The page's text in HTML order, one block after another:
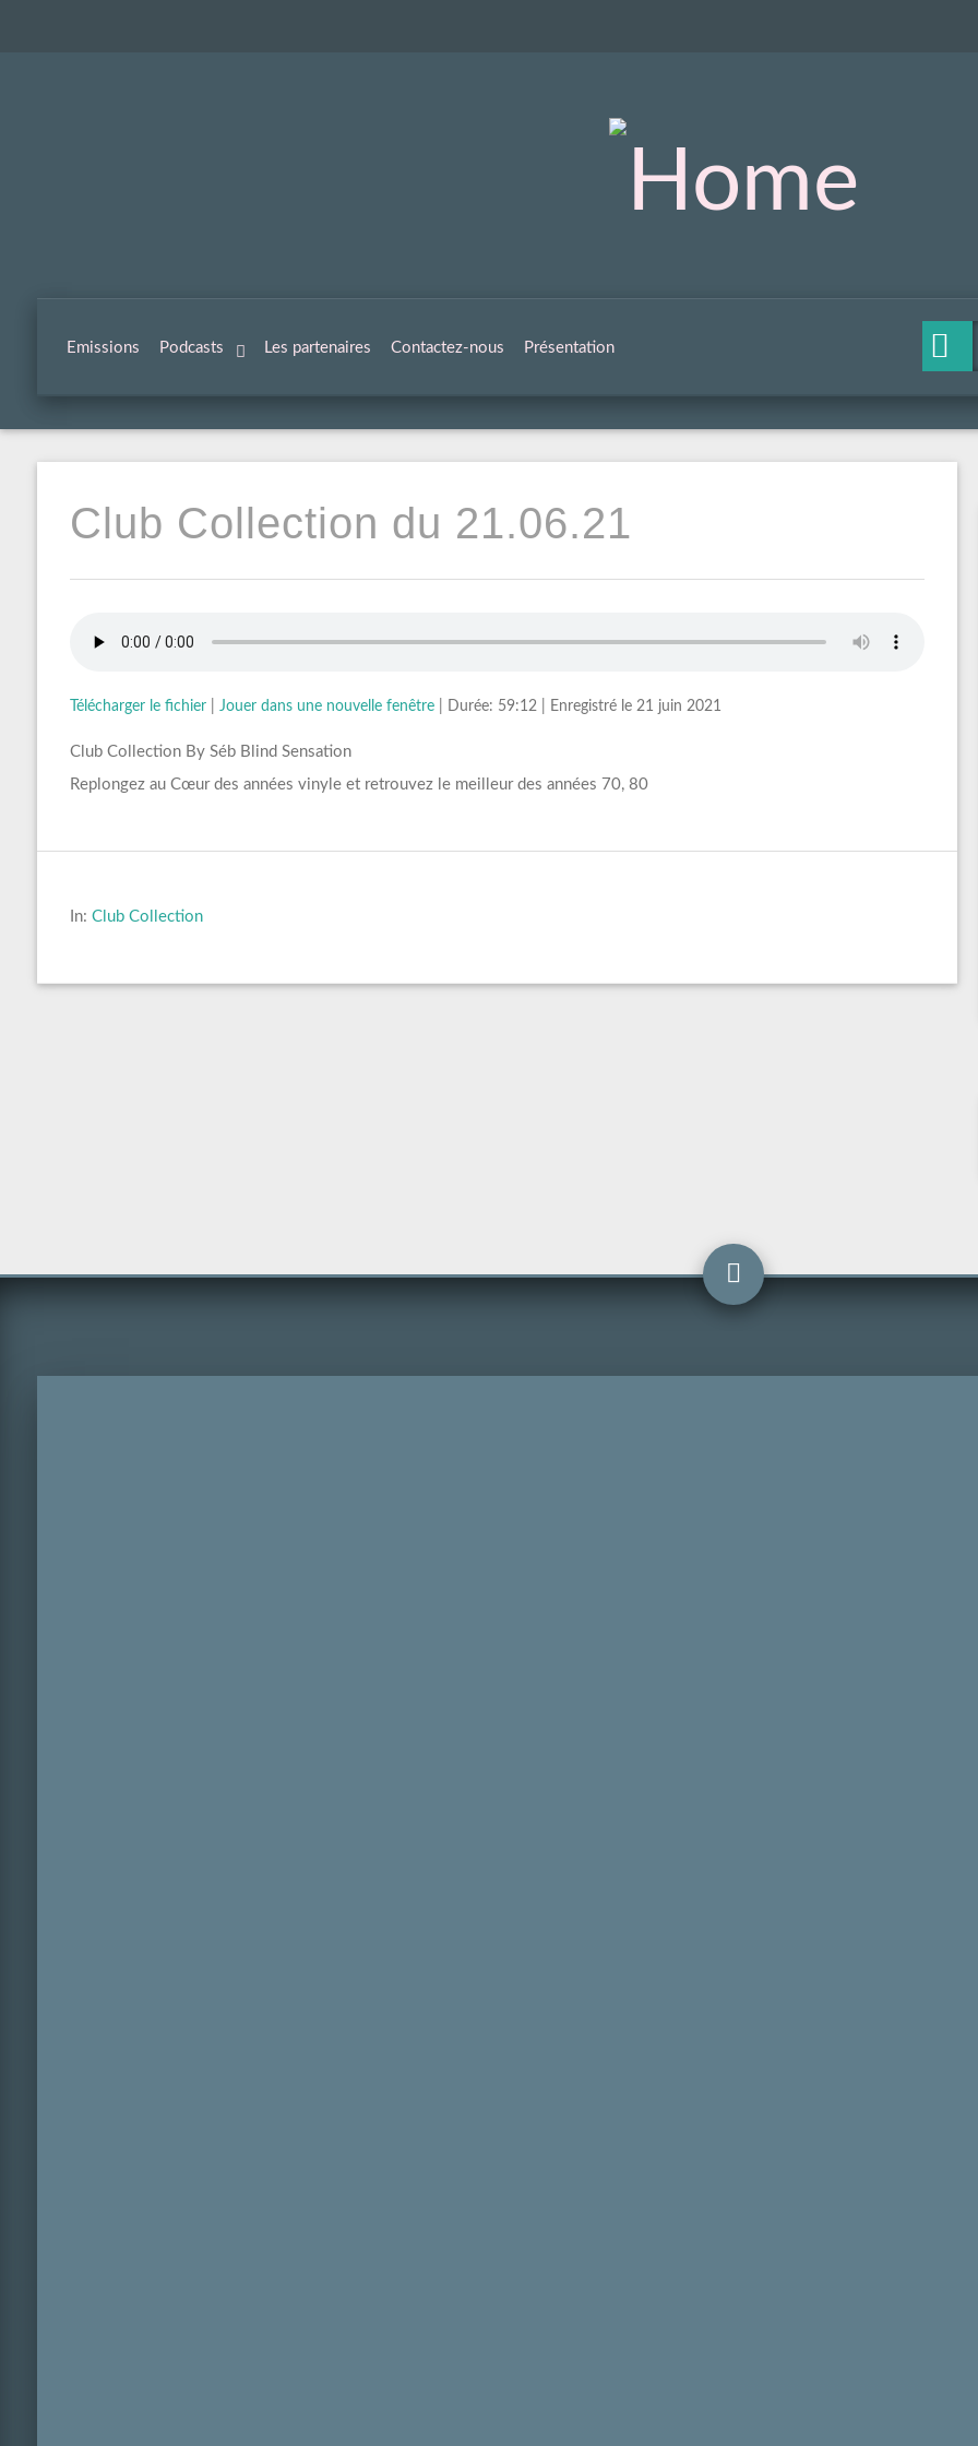
Emissions Podcasts Les partenaires Contactez-nous Présentation
Club Collection du 21.06.21
Télécharger le fichier| Jouer dans une nouvelle fenêtre| Durée: 59:12| Enregistré le 21 juin 2021
Club Collection By Séb Blind Sensation
Replongez au Cœur des années vinyle et retrouvez le meilleur des années 70, 80
In: Club Collection